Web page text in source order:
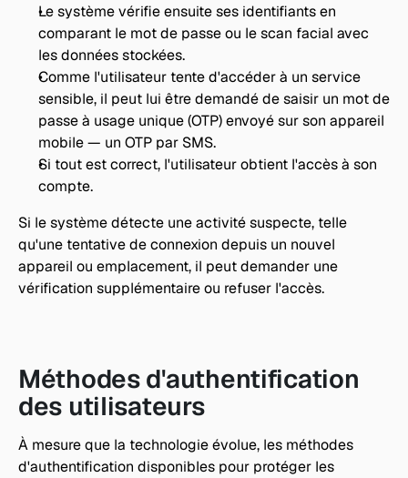
Le système vérifie ensuite ses identifiants en
comparant le mot de passe ou le scan facial avec
les données stockées.
Comme l'utilisateur tente d'accéder à un service
sensible, il peut lui être demandé de saisir un mot de
passe à usage unique (OTP) envoyé sur son appareil
mobile — un OTP par SMS.
Si tout est correct, l'utilisateur obtient l'accès à son
compte.
Si le système détecte une activité suspecte, telle
qu'une tentative de connexion depuis un nouvel
appareil ou emplacement, il peut demander une
vérification supplémentaire ou refuser l'accès.
Méthodes d'authentification
des utilisateurs
À mesure que la technologie évolue, les méthodes
d'authentification disponibles pour protéger les